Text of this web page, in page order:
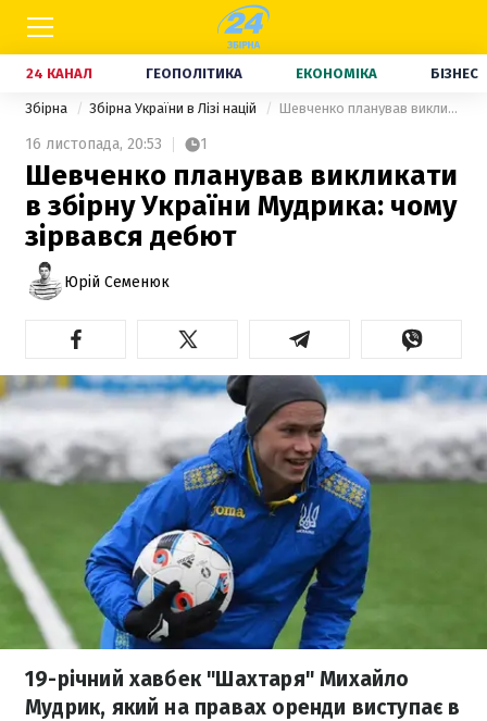
24 КАНАЛ ГЕОПОЛІТИКА ЕКОНОМІКА БІЗНЕС
Збірна Збірна України в Лізі націй Шевченко планував викликати в збірну України Мудрика: чому зірвався дебют
16 листопада, 20:53 1
Шевченко планував викликати
в збірну України Мудрика: чому
зірвався дебют
Юрій Семенюк
19-річний хавбек "Шахтаря" Михайло
Мудрик, який на правах оренди виступає в